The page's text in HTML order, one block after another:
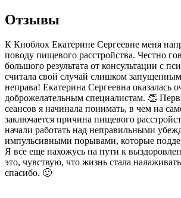
Отзывы
К Кноблох Екатерине Сергеевне меня
поводу пищевого расстройства. Честно
большого результата от консультации с
считала свой случай слишком
неправа! Екатерина Сергеевна оказалась
доброжелательным специалистам. 👏
сеансов я начинала понимать, в чем на
заключается причина пищевого
начали работать над неправильными
импульсивными порывами, которые
Я все еще нахожусь на пути к
это, чувствую, что жизнь стала
спасибо. 🙂